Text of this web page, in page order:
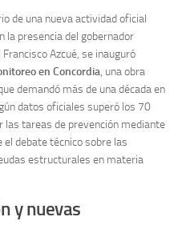
de una nueva actividad oficial
la presencia del gobernador
Azcué, se inauguró
en Concordia, una obra
demandó más de una década en
datos oficiales superó los 70
las tareas de prevención mediante
debate técnico sobre las
estructurales en materia
y nuevas